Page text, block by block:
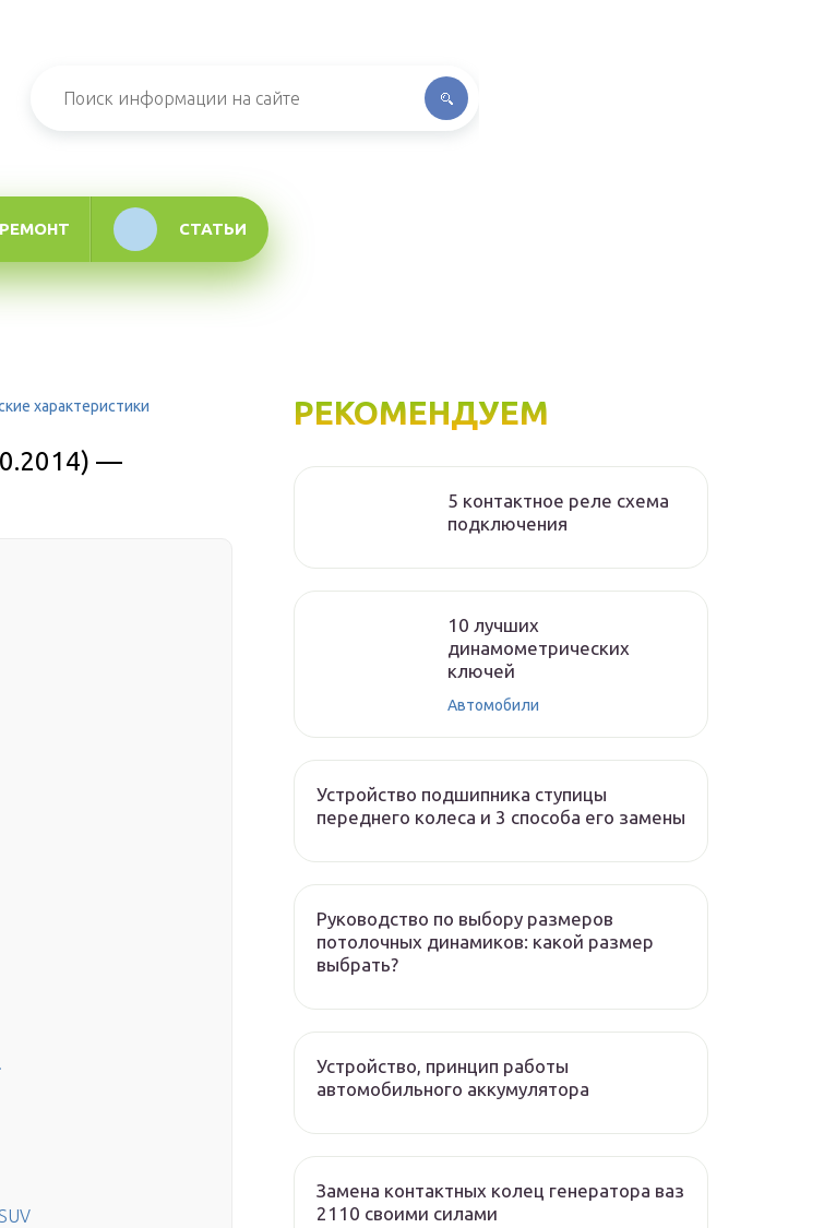
РЕМОНТ СТАТЬИ
характеристики
—
РЕКОМЕНДУЕМ
5 контактное реле схема
подключения
10 лучших
динамометрических
ключей
Автомобили
Устройство подшипника ступицы
переднего колеса и 3 способа его замены
Руководство по выбору размеров
потолочных динамиков: какой размер
выбрать?
Устройство, принцип работы
автомобильного аккумулятора
Замена контактных колец генератора ваз
2110 своими силами